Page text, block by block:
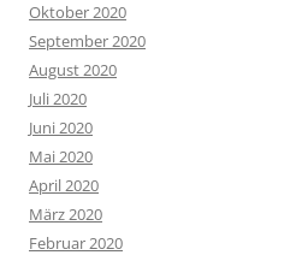
Oktober 2020
September 2020
August 2020
Juli 2020
Juni 2020
Mai 2020
April 2020
März 2020
Februar 2020